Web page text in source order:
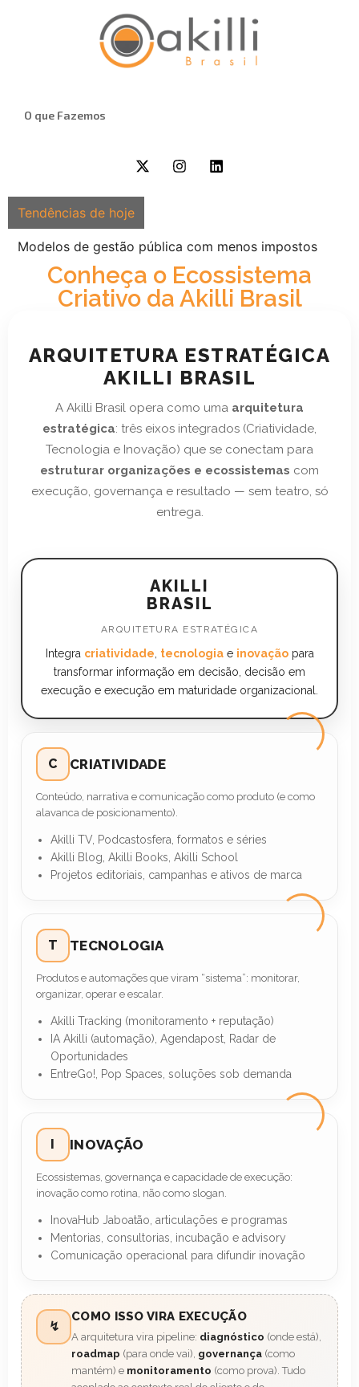
O que Fazemos
Tendências de hoje
Modelos de gestão pública com menos impostos
Conheça o Ecossistema
Criativo da Akilli Brasil
ARQUITETURA ESTRATÉGICA
AKILLI BRASIL
A Akilli Brasil opera como uma arquitetura
estratégica: três eixos integrados (Criatividade,
Tecnologia e Inovação) que se conectam para
estruturar organizações e ecossistemas com
execução, governança e resultado — sem teatro, só
entrega.
AKILLI
BRASIL
ARQUITETURA ESTRATÉGICA
Integra criatividade, tecnologiae inovaçãopara
transformar informação em decisão, decisão em
execução e execução em maturidade organizacional.
C CRIATIVIDADE
Conteúdo, narrativa e comunicação como produto (e como
alavanca de posicionamento).
Akilli TV, Podcastosfera, formatos e séries
Akilli Blog, Akilli Books, Akilli School
Projetos editoriais, campanhas e ativos de marca
T TECNOLOGIA
Produtos e automações que viram “sistema”: monitorar,
organizar, operar e escalar.
Akilli Tracking (monitoramento + reputação)
IA Akilli (automação), Agendapost, Radar de
Oportunidades
EntreGo!, Pop Spaces, soluções sob demanda
INOVAÇÃO
Ecossistemas, governança e capacidade de execução:
inovação como rotina, não como slogan.
InovaHub Jaboatão, articulações e programas
Mentorias, consultorias, incubação e advisory
Comunicação operacional para difundir inovação
↯
COMO ISSO VIRA EXECUÇÃO
A arquitetura vira pipeline: diagnóstico (onde está),
roadmap (para onde vai), governança (como
mantém) e monitoramento (como prova). Tudo